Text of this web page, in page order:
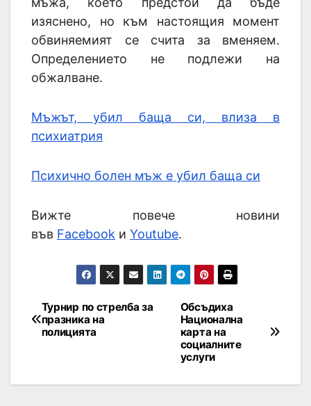
изяснено, но към настоящия момент
обвиняемият се счита за вменяем.
Определението не подлежи на
обжалване.
Мъжът, убил баща си, влиза в
психиатрия
Психично болен мъж е убил баща си
Вижте повече новини
във Facebook и Youtube.
Обсъдиха
Национална
карта на
социалните
услуги
Турнир по стрелба за
празника на
полицията